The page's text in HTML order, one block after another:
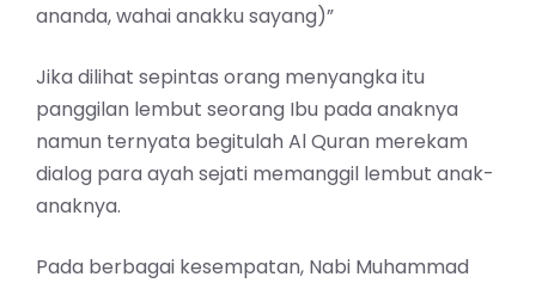
ananda, wahai anakku sayang)”
Jika dilihat sepintas orang menyangka itu
panggilan lembut seorang Ibu pada anaknya
namun ternyata begitulah Al Quran merekam
dialog para ayah sejati memanggil lembut anak-
anaknya.
Pada berbagai kesempatan, Nabi Muhammad